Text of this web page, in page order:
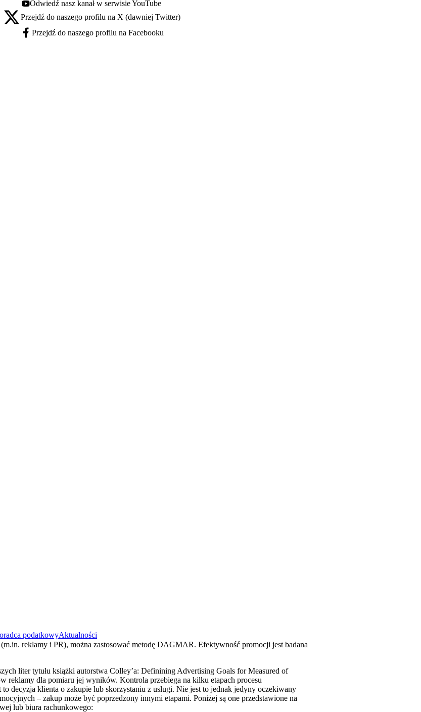
Youtube - otwiera się w nowej karcie
Odwiedź nasz kanał w serwisie YouTube
X - otwiera się w nowej karcie
Przejdź do naszego profilu na X (dawniej Twitter)
Facebook - otwiera się w nowej karcie
Przejdź do naszego profilu na Facebooku
podatkowyAktualności
reklamy i PR), można zastosować metodę DAGMAR. Efektywność promocji jest badana
liter tytułu książki autorstwa Colley’a: Definining Advertising Goals for Measured of
reklamy dla pomiaru jej wyników. Kontrola przebiega na kilku etapach procesu
decyzja klienta o zakupie lub skorzystaniu z usługi. Nie jest to jednak jedyny oczekiwany
– zakup może być poprzedzony innymi etapami. Poniżej są one przedstawione na
lub biura rachunkowego: